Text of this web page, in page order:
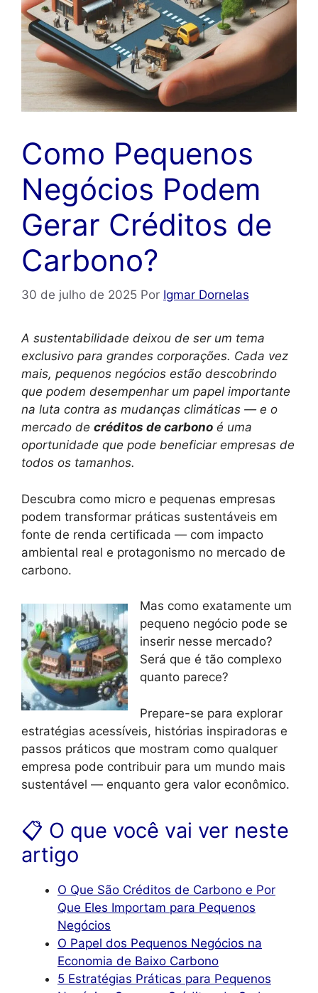
Como Pequenos
Negócios Podem
Gerar Créditos de
Carbono?
30 de julho de 2025 Por Igmar Dornelas
A sustentabilidade deixou de ser um tema
exclusivo para grandes corporações. Cada vez
mais, pequenos negócios estão descobrindo
que podem desempenhar um papel importante
na luta contra as mudanças climáticas — e o
mercado de créditos de carbono é uma
oportunidade que pode beneficiar empresas de
todos os tamanhos.
Descubra como micro e pequenas empresas
podem transformar práticas sustentáveis em
fonte de renda certificada — com impacto
ambiental real e protagonismo no mercado de
carbono.
Mas como exatamente um
pequeno negócio pode se
inserir nesse mercado?
Será que é tão complexo
quanto parece?
Prepare-se para explorar
estratégias acessíveis, histórias inspiradoras e
passos práticos que mostram como qualquer
empresa pode contribuir para um mundo mais
sustentável — enquanto gera valor econômico.
📋 O que você vai ver neste
artigo
O Que São Créditos de Carbono e Por
Que Eles Importam para Pequenos
Negócios
O Papel dos Pequenos Negócios na
Economia de Baixo Carbono
5 Estratégias Práticas para Pequenos